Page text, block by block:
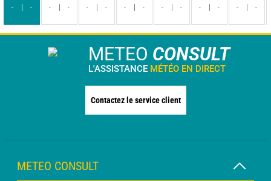
- - - - - - - - - - - - - -
METEO CONSULT
L'ASSISTANCE MÉTÉO EN DIRECT
Contactez le service client
METEO CONSULT